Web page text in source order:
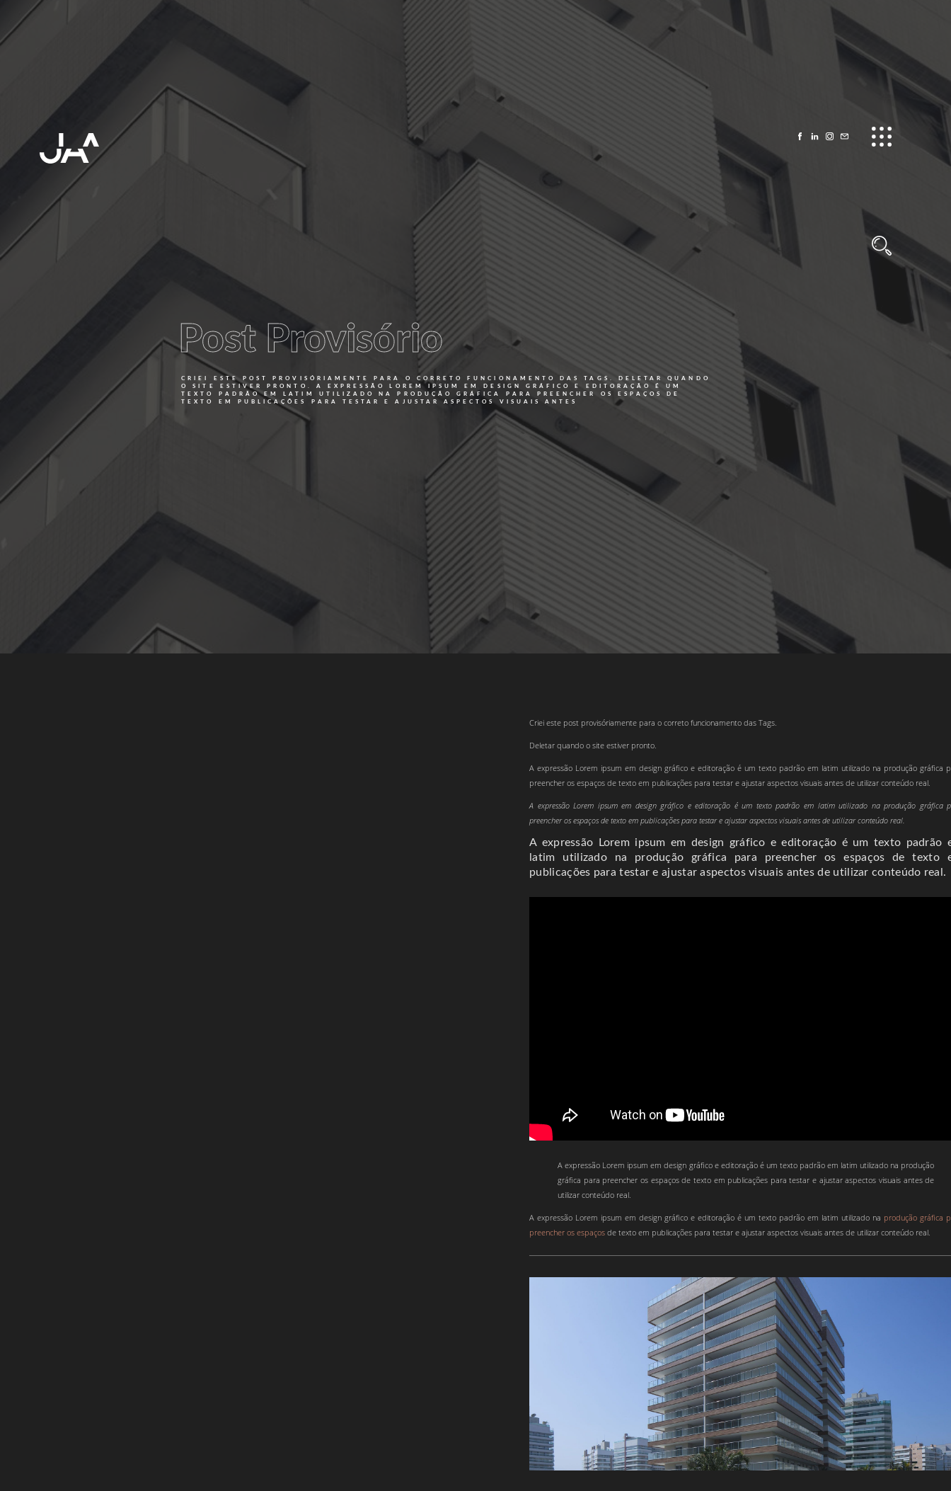
Post Provisório
CRIEI ESTE POST PROVISÓRIAMENTE PARA O CORRETO FUNCIONAMENTO DAS TAGS. DELETAR QUANDO
O SITE ESTIVER PRONTO. A EXPRESSÃO LOREM IPSUM EM DESIGN GRÁFICO E EDITORAÇÃO É UM
TEXTO PADRÃO EM LATIM UTILIZADO NA PRODUÇÃO GRÁFICA PARA PREENCHER OS ESPAÇOS DE
TEXTO EM PUBLICAÇÕES PARA TESTAR E AJUSTAR ASPECTOS VISUAIS ANTES
Criei este post provisóriamente para o correto funcionamento das Tags.
Deletar quando o site estiver pronto.
A expressão Lorem ipsum em design gráfico e editoração é um texto padrão em latim utilizado na produção gráfica
preencher os espaços de texto em publicações para testar e ajustar aspectos visuais antes de utilizar conteúdo real.
A expressão Lorem ipsum em design gráfico e editoração é um texto padrão em latim utilizado na produção gráfica
preencher os espaços de texto em publicações para testar e ajustar aspectos visuais antes de utilizar conteúdo real.
A expressão Lorem ipsum em design gráfico e editoração é um texto padrão
latim utilizado na produção gráfica para preencher os espaços de texto
publicações para testar e ajustar aspectos visuais antes de utilizar conteúdo real.
A expressão Lorem ipsum em design gráfico e editoração é um texto padrão em latim utilizado na produção
gráfica para preencher os espaços de texto em publicações para testar e ajustar aspectos visuais antes de
utilizar conteúdo real.
A expressão Lorem ipsum em design gráfico e editoração é um texto padrão em latim utilizado na produção gráfica
preencher os espaços de texto em publicações para testar e ajustar aspectos visuais antes de utilizar conteúdo real.